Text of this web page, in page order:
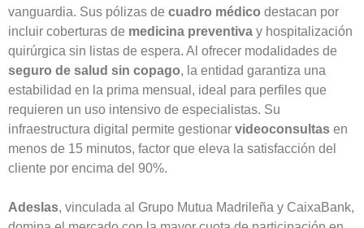
vanguardia. Sus pólizas de cuadro médico destacan por
incluir coberturas de medicina preventiva y hospitalización
quirúrgica sin listas de espera. Al ofrecer modalidades de
seguro de salud sin copago, la entidad garantiza una
estabilidad en la prima mensual, ideal para perfiles que
requieren un uso intensivo de especialistas. Su
infraestructura digital permite gestionar videoconsultas en
menos de 15 minutos, factor que eleva la satisfacción del
cliente por encima del 90%.
Adeslas, vinculada al Grupo Mutua Madrileña y CaixaBank,